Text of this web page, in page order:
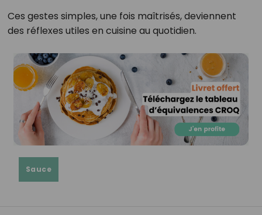
Ces gestes simples, une fois maîtrisés, deviennent
des réflexes utiles en cuisine au quotidien.
Sauce